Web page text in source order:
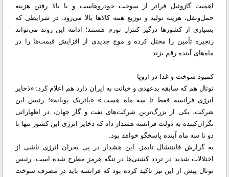
اهمیت گازوئیل فراتر از سوخت خودروهاست و با بالا رفتن هزینه
حمل‌ونقل، هزینه تولید و توزیع همه کالاها بالا می‌رود. در شرایطی که
بسیاری از کشورها درگیر کنترل تورم هستند؛ ادامه این روند می‌تواند
زنجیره تأمین را مختل کرده و موج جدیدی از افزایش قیمت‌ها را در
ماه‌های آینده رقم بزند.
کمبود سوخت و غذا در اروپا
توتال هم که سابقه بدعهدی و خیانت به ایران دارد هم اعلام کرد: «ذخایر
انرژی فرانسه فقط تا سه ماه هست.» «پاتریک پویانه»؛ رئیس این
شرکت، یکی از بزرگ‌ترین شرکت‌های نفت و گاز جهان، در اظهاراتی
نگران‌کننده به دولت فرانسه هشدار داد که ذخایر انرژی این کشور تنها تا
دو تا سه ماه آینده پاسخگو خواهد بود.
به گزارش فایننشال تایمز، این هشدار در پی بحران انرژی ناشی از
اختلالات شدید در تردد کشتی‌ها در تنگه هرمز مطرح شده است. رئیس
توتال پیش از این نیز تاکید کرده بود که فرانسه باید در مصرف سوخت